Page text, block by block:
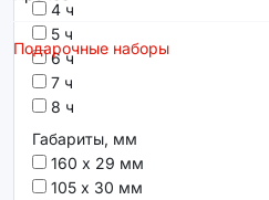
Подарочные наборы
4 ч
5 ч
6 ч
7 ч
8 ч
Габариты, мм
160 х 29 мм
105 х 30 мм